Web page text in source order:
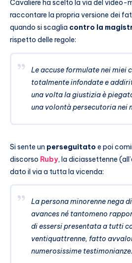
Cavaliere ha scelto la via del video-
raccontare la propria versione dei
quando si scaglia contro la
rispetto delle regole:
Le accuse formulate nei miei
totalmente infondate e
una volta la giustizia è
una volontà persecutoria nei
Si sente un perseguitato e poi
discorso Ruby, la diciassettenne
dato il via a tutta la vicenda:
La persona minorenne nega
avances né tantomeno
di essersi presentata a tutti
ventiquattrenne, fatto
numerosissime testimonianze.